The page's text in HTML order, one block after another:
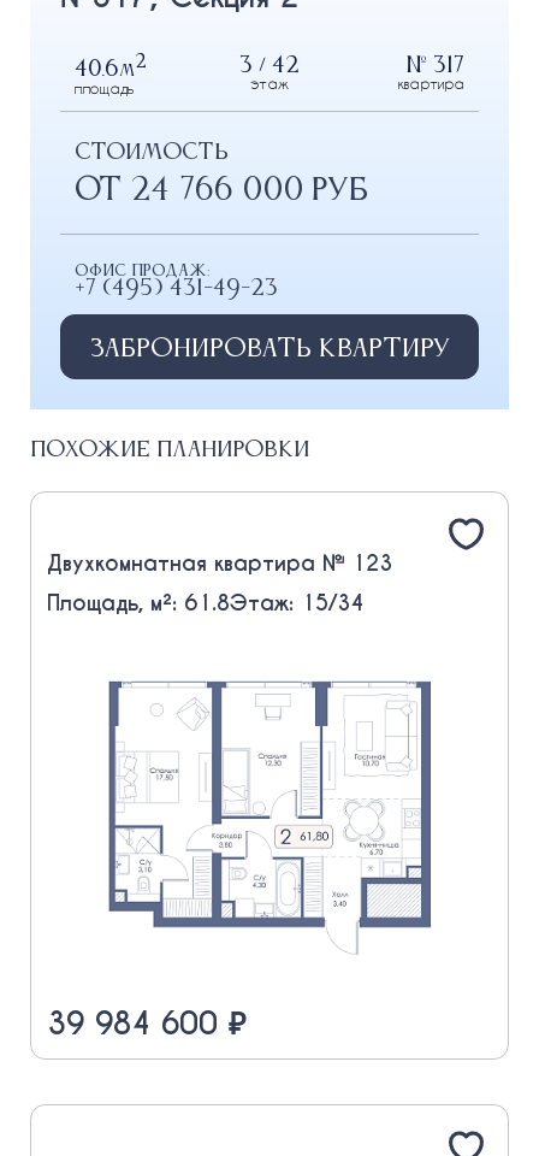
40.6м2
площадь
3 / 42
этаж
№ 317
квартира
СТОИМОСТЬ
от 24 766 000 РУБ
Офис продаж:
+7 (495) 431-49-23
Забронировать квартиру
Похожие планировки
Двухкомнатная квартира № 123
Площадь, м²: 61.8Этаж: 15/34
39 984 600 ₽